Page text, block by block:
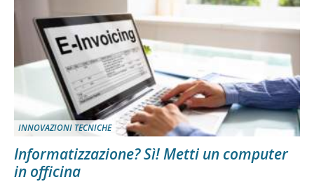
INNOVAZIONI TECNICHE
Informatizzazione? Sì! Metti un computer
in officina